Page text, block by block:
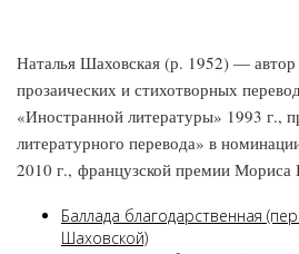
Наталья Шаховская (р. 1952) —
прозаических и стихотворных
«Иностранной литературы» 1993 г.,
литературного перевода» в
2010 г., французской премии Мориса
Баллада благодарственная
Шаховской)